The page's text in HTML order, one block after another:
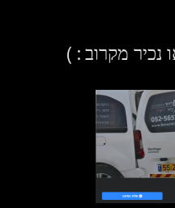
נכיר מקרוב : )